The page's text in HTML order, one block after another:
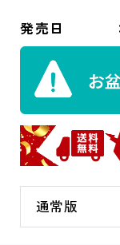
発売日
通常版